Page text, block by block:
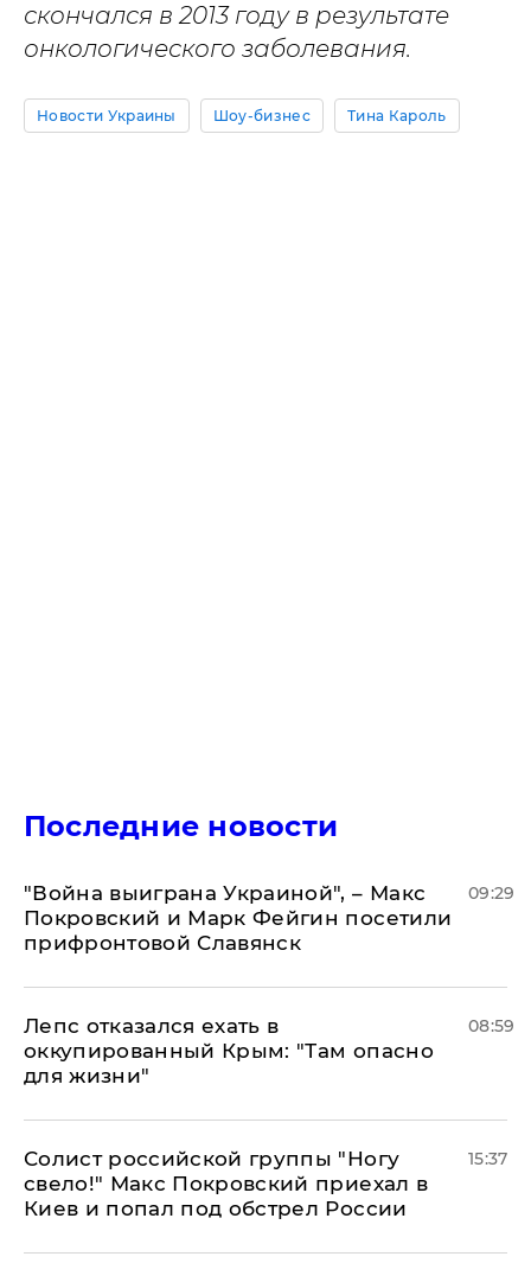
скончался в 2013 году в результате
онкологического заболевания.
Новости Украины Шоу-бизнес Тина Кароль
Последние новости
"Война выиграна Украиной", – Макс
Покровский и Марк Фейгин посетили
прифронтовой Славянск
09:29
Лепс отказался ехать в
оккупированный Крым: "Там опасно
для жизни"
08:59
Солист российской группы "Ногу
свело!" Макс Покровский приехал в
Киев и попал под обстрел России
15:37